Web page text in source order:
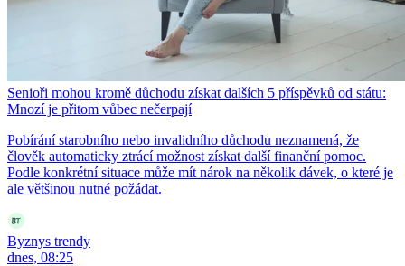
Senioři mohou kromě důchodu získat dalších 5 příspěvků od státu:
Mnozí je přitom vůbec nečerpají
Pobírání starobního nebo invalidního důchodu neznamená, že
člověk automaticky ztrácí možnost získat další finanční pomoc.
Podle konkrétní situace může mít nárok na několik dávek, o které je
ale většinou nutné požádat.
Byznys trendy
dnes, 08:25